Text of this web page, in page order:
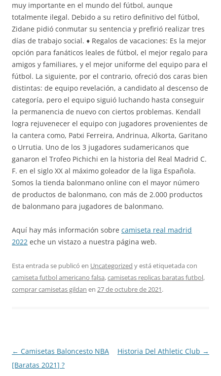
muy importante en el mundo del fútbol, aunque
totalmente ilegal. Debido a su retiro definitivo del fútbol,
Zidane pidió conmutar su sentencia y prefirió realizar tres
días de trabajo social. ♦ Regalos de vacaciones: Es la mejor
opción para fanáticos leales de fútbol, el mejor regalo para
amigos y familiares, y el mejor uniforme del equipo para el
fútbol. La siguiente, por el contrario, ofreció dos caras bien
distintas: de equipo revelación, a candidato al descenso de
categoría, pero el equipo siguió luchando hasta conseguir
la permanencia de nuevo con ciertos problemas. Kendall
logra rejuvenecer el equipo con jugadores provenientes de
la cantera como, Patxi Ferreira, Andrinua, Alkorta, Garitano
o Urrutia. Uno de los 3 jugadores sudamericanos que
ganaron el Trofeo Pichichi en la historia del Real Madrid C.
F. en el siglo XX al máximo goleador de la liga Española.
Somos la tienda balonmano online con el mayor número
de productos de balonmano, con más de 2.000 productos
de balonmano para jugadores de balonmano.
Aquí hay más información sobre camiseta real madrid
2022 eche un vistazo a nuestra página web.
Esta entrada se publicó en Uncategorized y está etiquetada con
camiseta futbol americano falsa,camisetas replicas baratas futbol,
comprar camisetas gildan en 27 de octubre de 2021.
Navegación
de
← Camisetas Baloncesto NBA
[Baratas 2021] ?
Historia Del Athletic Club →